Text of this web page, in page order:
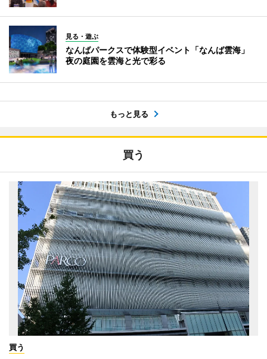
見る・遊ぶ
なんばパークスで体験型イベント「なんば雲海」
夜の庭園を雲海と光で彩る
もっと見る
買う
買う